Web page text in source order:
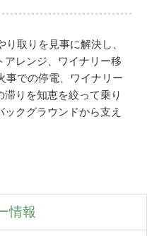
取りを見事に解決し、
アレンジ、ワイナリー移
事での停電、ワイナリー
りを知恵を絞って乗り
クグラウンドから支え
情報